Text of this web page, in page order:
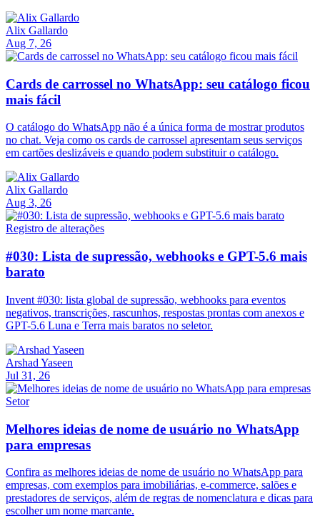
Alix Gallardo
Aug 7, 26
Cards de carrossel no WhatsApp: seu catálogo ficou
mais fácil
O catálogo do WhatsApp não é a única forma de mostrar produtos
no chat. Veja como os cards de carrossel apresentam seus serviços
em cartões deslizáveis e quando podem substituir o catálogo.
Alix Gallardo
Aug 3, 26
Registro de alterações
#030: Lista de supressão, webhooks e GPT-5.6 mais
barato
Invent #030: lista global de supressão, webhooks para eventos
negativos, transcrições, rascunhos, respostas prontas com anexos e
GPT-5.6 Luna e Terra mais baratos no seletor.
Arshad Yaseen
Jul 31, 26
Setor
Melhores ideias de nome de usuário no WhatsApp
para empresas
Confira as melhores ideias de nome de usuário no WhatsApp para
empresas, com exemplos para imobiliárias, e-commerce, salões e
prestadores de serviços, além de regras de nomenclatura e dicas para
escolher um nome marcante.